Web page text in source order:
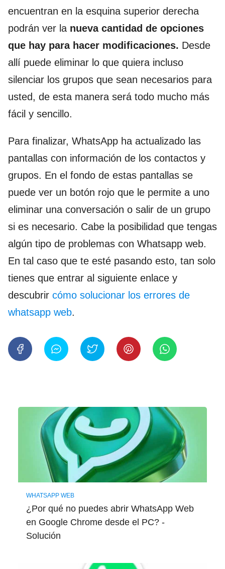
encuentran en la esquina superior derecha
podrán ver la nueva cantidad de opciones
que hay para hacer modificaciones. Desde
allí puede eliminar lo que quiera incluso
silenciar los grupos que sean necesarios para
usted, de esta manera será todo mucho más
fácil y sencillo.
Para finalizar, WhatsApp ha actualizado las
pantallas con información de los contactos y
grupos. En el fondo de estas pantallas se
puede ver un botón rojo que le permite a uno
eliminar una conversación o salir de un grupo
si es necesario. Cabe la posibilidad que tengas
algún tipo de problemas con Whatsapp web.
En tal caso que te esté pasando esto, tan solo
tienes que entrar al siguiente enlace y
descubrir cómo solucionar los errores de
whatsapp web.
WHATSAPP WEB
¿Por qué no puedes abrir WhatsApp Web
en Google Chrome desde el PC? -
Solución